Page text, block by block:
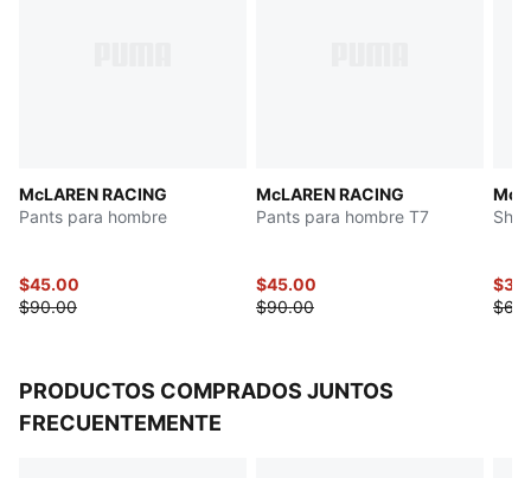
McLAREN RACING
Pants para hombre
$45.00
$90.00
McLAREN RACING
Pants para hombre T7
$45.00
$90.00
PRODUCTOS COMPRADOS JUNTOS
FRECUENTEMENTE